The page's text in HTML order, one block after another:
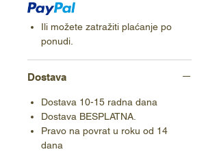
Ili možete zatražiti plaćanje po
ponudi.
Dostava
Dostava 10-15 radna dana
Dostava BESPLATNA.
Pravo na povrat u roku od 14
dana